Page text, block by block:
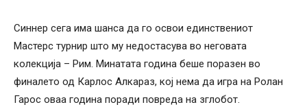
Синнер сега има шанса да го освои единствениот
Мастерс турнир што му недостасува во неговата
колекција – Рим. Минатата година беше поразен во
финалето од Карлос Алкараз, кој нема да игра на Ролан
Гарос оваа година поради повреда на зглобот.